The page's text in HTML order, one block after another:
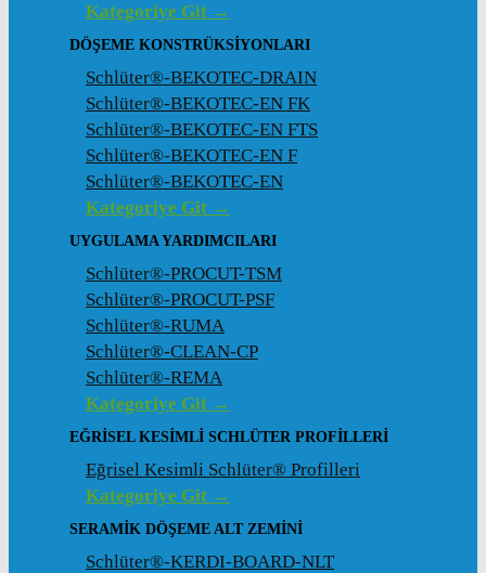
Kategoriye Git →
DÖŞEME KONSTRÜKSIYONLARI
Schlüter®-BEKOTEC-DRAIN
Schlüter®-BEKOTEC-EN FK
Schlüter®-BEKOTEC-EN FTS
Schlüter®-BEKOTEC-EN F
Schlüter®-BEKOTEC-EN
Kategoriye Git →
UYGULAMA YARDIMCILARI
Schlüter®-PROCUT-TSM
Schlüter®-PROCUT-PSF
Schlüter®-RUMA
Schlüter®-CLEAN-CP
Schlüter®-REMA
Kategoriye Git →
EĞRISEL KESIMLI SCHLÜTER PROFILLERI
Eğrisel Kesimli Schlüter® Profilleri
Kategoriye Git →
SERAMIK DÖŞEME ALT ZEMINI
Schlüter®-KERDI-BOARD-NLT